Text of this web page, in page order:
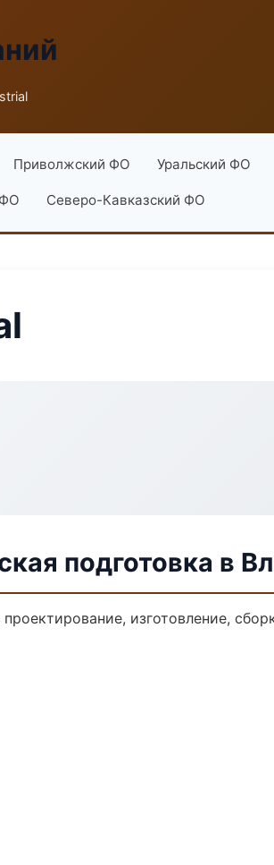
Приволжский ФО Уральский ФО
Северо-Кавказский ФО
подготовка в
изготовление,